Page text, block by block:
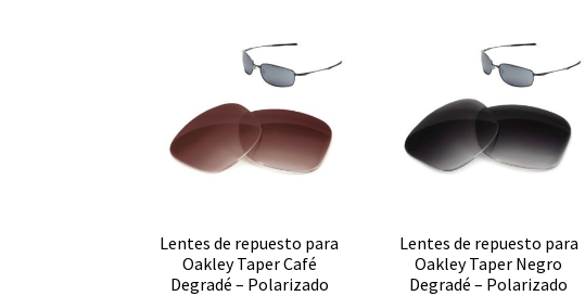
Lentes de repuesto para
Oakley Taper Café
Degradé – Polarizado
Lentes de repuesto para
Oakley Taper Negro
Degradé – Polarizado